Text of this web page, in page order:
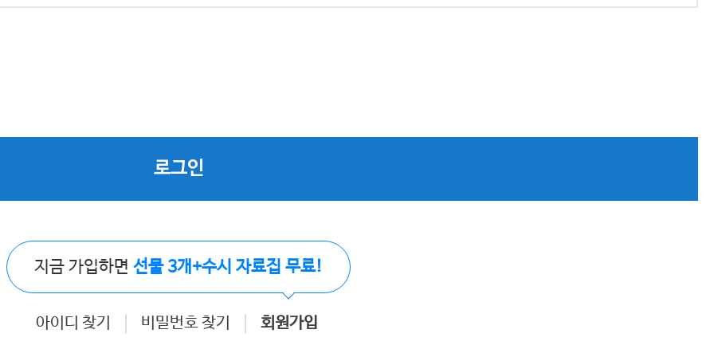
로그인
지금 가입하면 선물 3개+수시 자료집 무료!
아이디 찾기 비밀번호 찾기 회원가입